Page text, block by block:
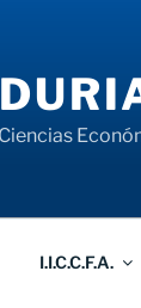
I.I.C.C.F.A.